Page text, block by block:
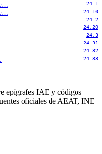
24.1
24.10
24.2
24.20
24.3
24.31
24.32
24.33
epígrafes IAE y códigos
oficiales de AEAT, INE